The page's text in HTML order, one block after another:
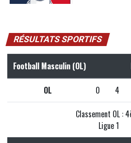
RÉSULTATS SPORTIFS
Football Masculin (OL)
OL 0 4
Classement OL :
Ligue 1